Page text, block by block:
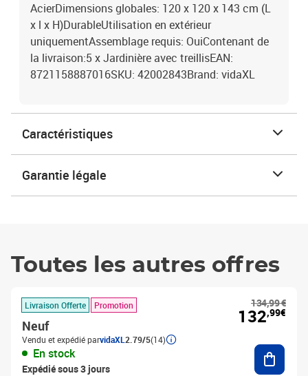
AcierDimensions globales: 120 x 120 x 143 cm (L
x l x H)DurableUtilisation en extérieur
uniquementAssemblage requis: OuiContenant de
la livraison:5 x Jardinière avec treillisEAN:
8721158887016SKU: 42002843Brand: vidaXL
Caractéristiques
Garantie légale
Toutes les autres offres
Livraison Offerte Promotion
Neuf
Vendu et expédié parvidaXL 2.79/5(14)
En stock
Expédié sous 3 jours
134,99 €
132,99€